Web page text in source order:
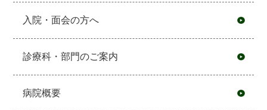
入院・面会の方へ
診療科・部門のご案内
病院概要